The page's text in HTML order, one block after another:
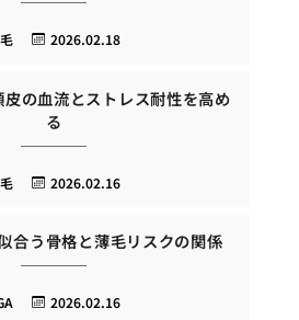
2026.02.18
の血流とストレス耐性を高め
る
2026.02.16
合う骨格と薄毛リスクの関係
2026.02.16